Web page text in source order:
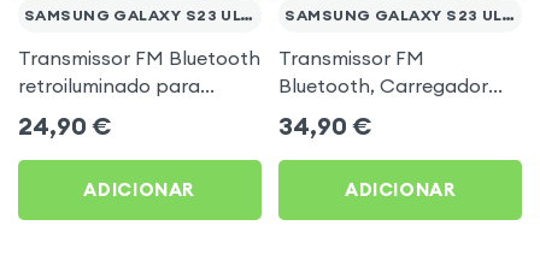
SAMSUNG GALAXY S23 ULTRA
Transmissor FM Bluetooth
retroiluminado para
automóvel com
carregamento USB C
Preto
24,90 €
ADICIONAR
SAMSUNG GALAXY S23 ULTRA
Transmissor FM
Bluetooth, Carregador
para automóvel Muvit
Preto para Samsung
Galaxy S23 Ultra
34,90 €
ADICIONAR